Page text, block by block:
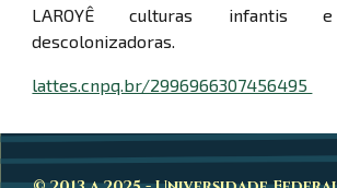
LAROYÊ culturas infantis e
descolonizadoras.
lattes.cnpq.br/2996966307456495